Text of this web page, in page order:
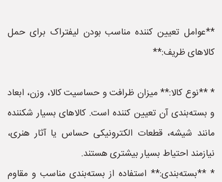
**عوامل تعیین کننده مناسب بودن لیفتراک برای حمل
کالاهای ظریف:**
* **نوع کالا:** میزان ظرافت و حساسیت کالا، وزن، ابعاد
و بسته‌بندی آن تعیین کننده است. کالاهای بسیار شکننده
مانند شیشه، قطعات الکترونیکی حساس یا آثار هنری،
نیازمند احتیاط بسیار بیشتری هستند.
* **بسته‌بندی:** استفاده از بسته‌بندی مناسب و مقاوم